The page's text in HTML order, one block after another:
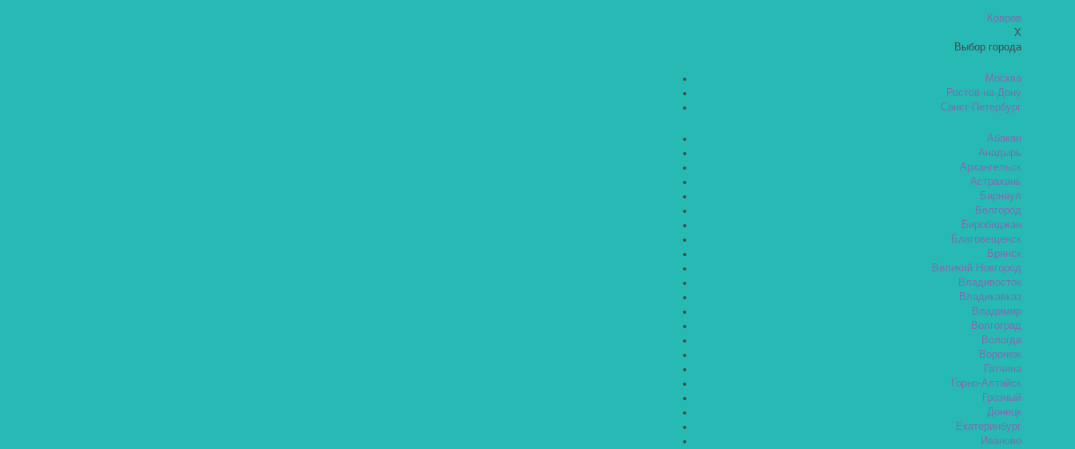
Ковров
X
Выбор города
Москва
Ростов-на-Дону
Санкт-Петербург
Абакан
Анадырь
Архангельск
Астрахань
Барнаул
Белгород
Биробиджан
Благовещенск
Брянск
Великий Новгород
Владивосток
Владикавказ
Владимир
Волгоград
Вологда
Воронеж
Гатчина
Горно-Алтайск
Грозный
Донецк
Екатеринбург
Иваново